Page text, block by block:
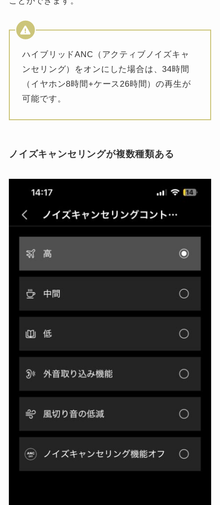
ハイブリッドANC（アクティブノイズキャ
ンセリング）をオンにした場合は、34時間
（イヤホン8時間+ケース26時間）の再生が
可能です。
ノイズキャンセリングが複数種類ある